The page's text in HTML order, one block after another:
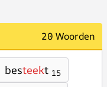
20 Woorden
besteekt 15